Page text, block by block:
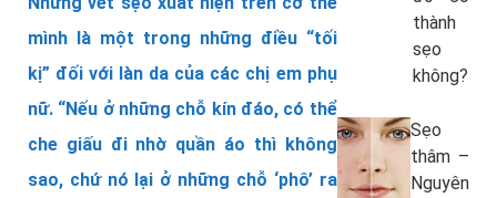
mình là một trong những điều “tối
kị” đối với làn da của các chị em phụ
nữ. “Nếu ở những chỗ kín đáo, có thể
che giấu đi nhờ quần áo thì không
sao, chứ nó lại ở những chỗ ‘phô’ ra
thành
sẹo
không?
Sẹo
thâm –
Nguyên